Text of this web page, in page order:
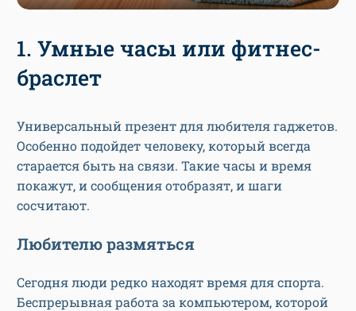
1. Умные часы или фитнес-
браслет
Универсальный презент для любителя гаджетов.
Особенно подойдет человеку, который всегда
старается быть на связи. Такие часы и время
покажут, и сообщения отобразят, и шаги
сосчитают.
Любителю размяться
Сегодня люди редко находят время для спорта.
Беспрерывная работа за компьютером, которой